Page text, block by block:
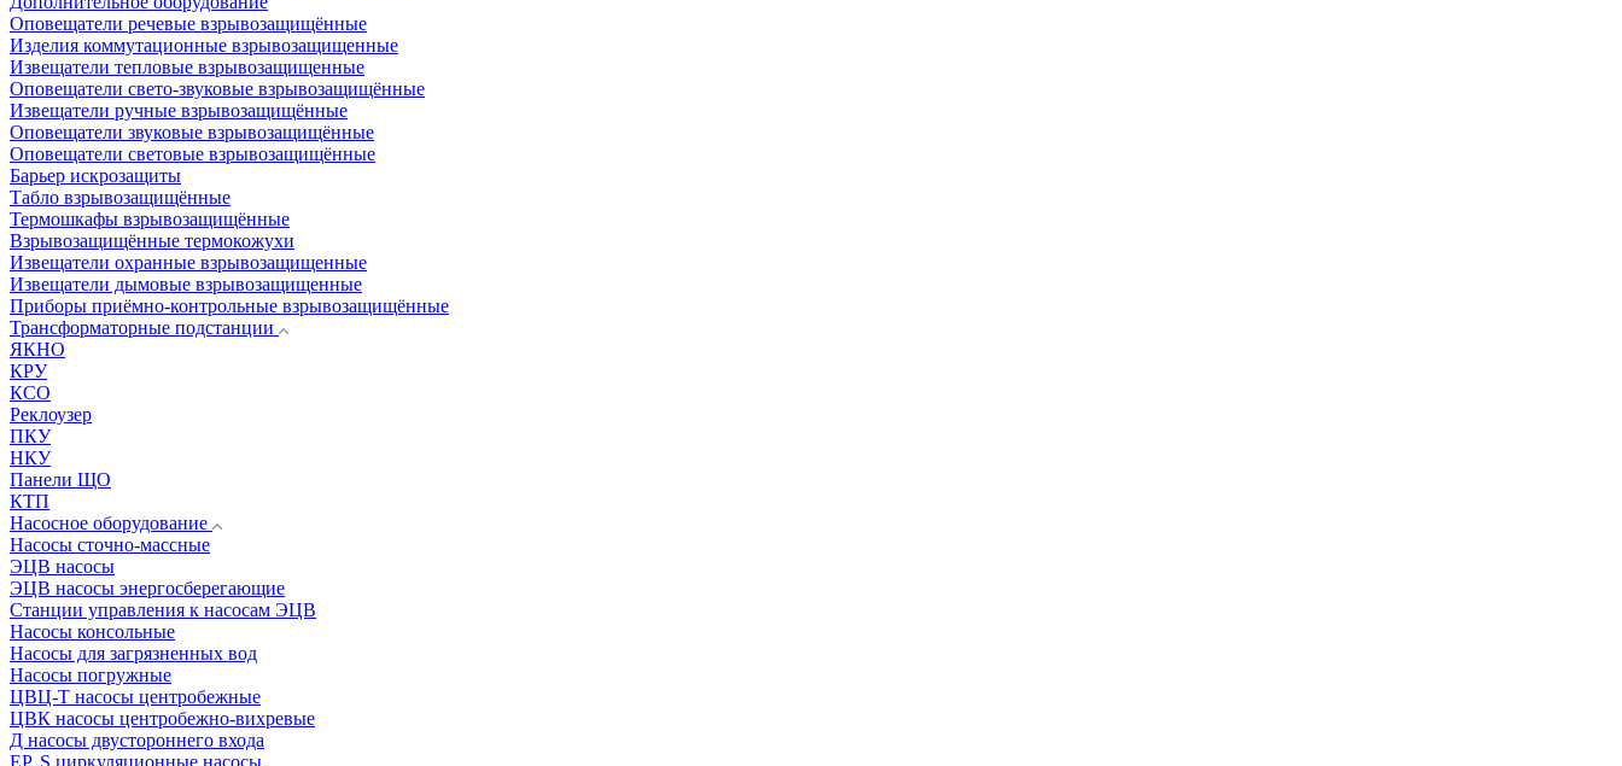
Оповещатели речевые взрывозащищённые
Изделия коммутационные взрывозащищенные
Извещатели тепловые взрывозащищенные
Оповещатели свето-звуковые взрывозащищённые
Извещатели ручные взрывозащищённые
Оповещатели звуковые взрывозащищённые
Оповещатели световые взрывозащищённые
Барьер искрозащиты
Табло взрывозащищённые
Термошкафы взрывозащищённые
Взрывозащищённые термокожухи
Извещатели охранные взрывозащищенные
Извещатели дымовые взрывозащищенные
Приборы приёмно-контрольные взрывозащищённые
Трансформаторные подстанции
ЯКНО
КРУ
КСО
Реклоузер
ПКУ
НКУ
Панели ЩО
КТП
Насосное оборудование
Насосы сточно-массные
ЭЦВ насосы
ЭЦВ насосы энергосберегающие
Станции управления к насосам ЭЦВ
Насосы консольные
Насосы для загрязненных вод
Насосы погружные
ЦВЦ-Т насосы центробежные
ЦВК насосы центробежно-вихревые
Д насосы двустороннего входа
EP, S циркуляционные насосы